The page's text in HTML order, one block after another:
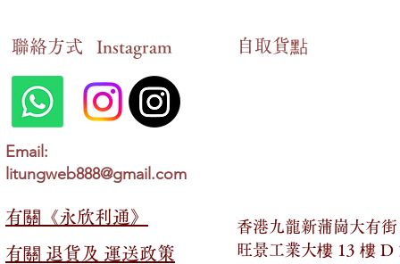
​聯絡方式 Instagram
Email:
litungweb888@gmail.com
有關​​《永欣利通》
有關​​ 退貨及 運送政策
自​取貨點
香港九龍新蒲崗大有
旺景工業大樓 13 樓 D